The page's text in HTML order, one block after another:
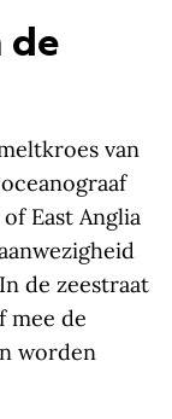
de
van
East Anglia
de zeestraat
mee de
worden